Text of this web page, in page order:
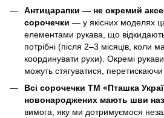
Антицарапки — не окремий
сорочечки — у якісних моделях
елементами рукава, що
потрібні (після 2–3 місяців, коли
координувати рухи). Окремі
можуть стягуватися, перетискаючи
Всі сорочечки ТМ «Пташка
новонароджених мають шви
вимога, яку ми дотримуємося